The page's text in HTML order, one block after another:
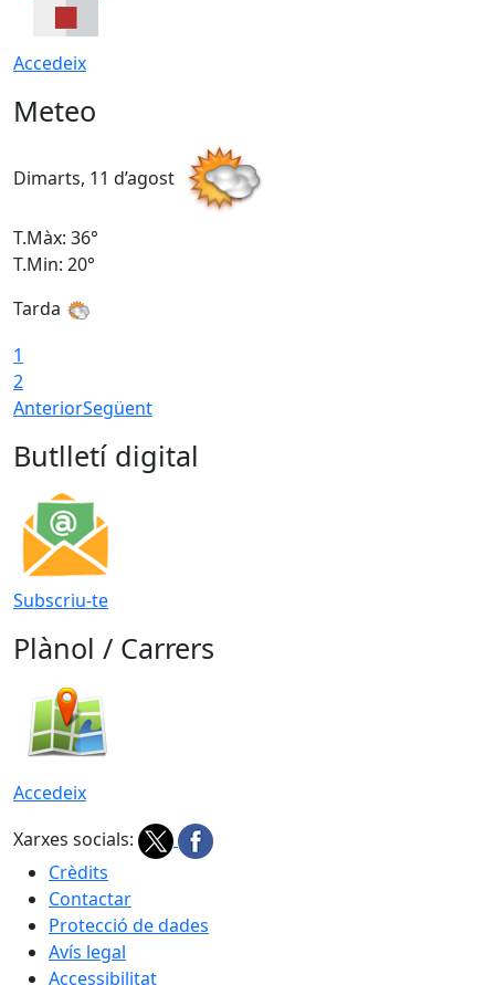
Accedeix
Meteo
Dimarts, 11 d’agost
T.Màx: 36°
T.Min: 20°
Tarda
1
2
AnteriorSegüent
Butlletí digital
Subscriu-te
Plànol / Carrers
Accedeix
Xarxes socials:
Crèdits
Contactar
Protecció de dades
Avís legal
Accessibilitat